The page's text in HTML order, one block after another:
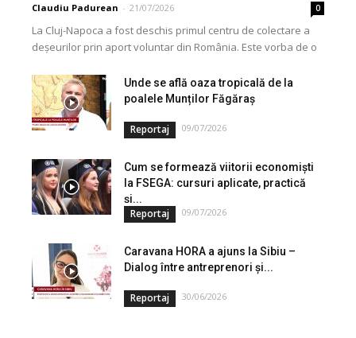
Claudiu Padurean - 21/07/2026 0
La Cluj-Napoca a fost deschis primul centru de colectare a
deșeurilor prin aport voluntar din România. Este vorba de o
Unde se află oaza tropicală de la
poalele Munților Făgăraș
Reportaj 09/07/2026
Cum se formează viitorii economiști
la FSEGA: cursuri aplicate, practică
și...
Reportaj 09/07/2026
Caravana HORA a ajuns la Sibiu –
Dialog între antreprenori și...
Reportaj 30/06/2026